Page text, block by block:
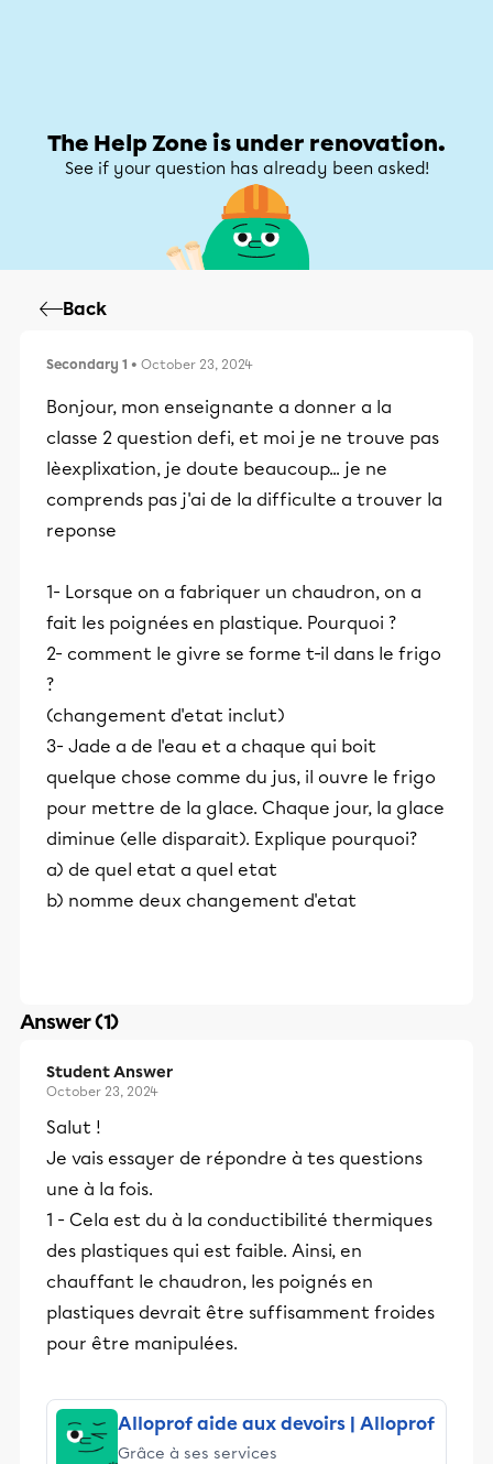
The Help Zone is under renovation.
See if your question has already been asked!
Back
Secondary 1 • October 23, 2024
Bonjour, mon enseignante a donner a la
classe 2 question defi, et moi je ne trouve pas
lèexplixation, je doute beaucoup... je ne
comprends pas j'ai de la difficulte a trouver la
reponse
1- Lorsque on a fabriquer un chaudron, on a
fait les poignées en plastique. Pourquoi ?
2- comment le givre se forme t-il dans le frigo
?
(changement d'etat inclut)
3- Jade a de l'eau et a chaque qui boit
quelque chose comme du jus, il ouvre le frigo
pour mettre de la glace. Chaque jour, la glace
diminue (elle disparait). Explique pourquoi?
a) de quel etat a quel etat
b) nomme deux changement d'etat
Answer (1)
Student Answer
October 23, 2024
Salut !
Je vais essayer de répondre à tes questions
une à la fois.
1 - Cela est du à la conductibilité thermiques
des plastiques qui est faible. Ainsi, en
chauffant le chaudron, les poignés en
plastiques devrait être suffisamment froides
pour être manipulées.
Alloprof aide aux devoirs | Alloprof
Grâce à ses services